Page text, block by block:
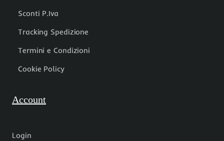
Sconti P.Iva
Tracking Spedizione
Termini e Condizioni
Cookie Policy
Account
Login